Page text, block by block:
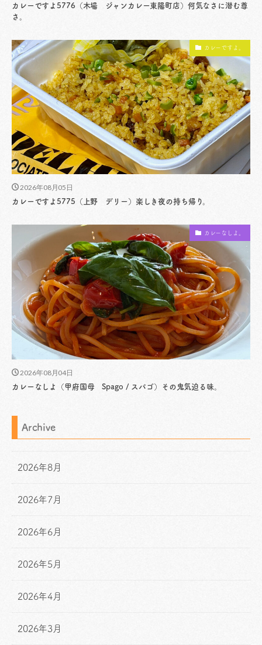
カレーですよ5776（木場 ジャンカレー東陽町店）何気なさに潜む尊
さ。
カレーですよ。
2026年08月05日
カレーですよ5775（上野 デリー）楽しき夜の持ち帰り。
カレーなしよ。
2026年08月04日
カレーなしよ（甲府国母 Spago / スパゴ）その鬼気迫る味。
Archive
2026年8月
2026年7月
2026年6月
2026年5月
2026年4月
2026年3月